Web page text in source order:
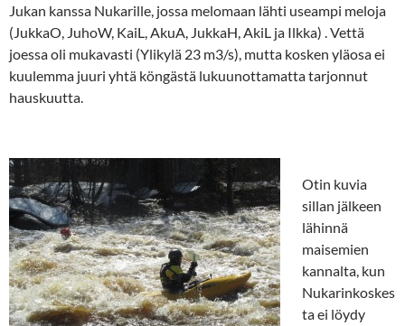
Jukan kanssa Nukarille, jossa melomaan lähti useampi meloja
(JukkaO, JuhoW, KaiL, AkuA, JukkaH, AkiL ja Ilkka) . Vettä
joessa oli mukavasti (Ylikylä 23 m3/s), mutta kosken yläosa ei
kuulemma juuri yhtä köngästä lukuunottamatta tarjonnut
hauskuutta.
Otin kuvia
sillan jälkeen
lähinnä
maisemien
kannalta, kun
Nukarinkoskes
ta ei löydy